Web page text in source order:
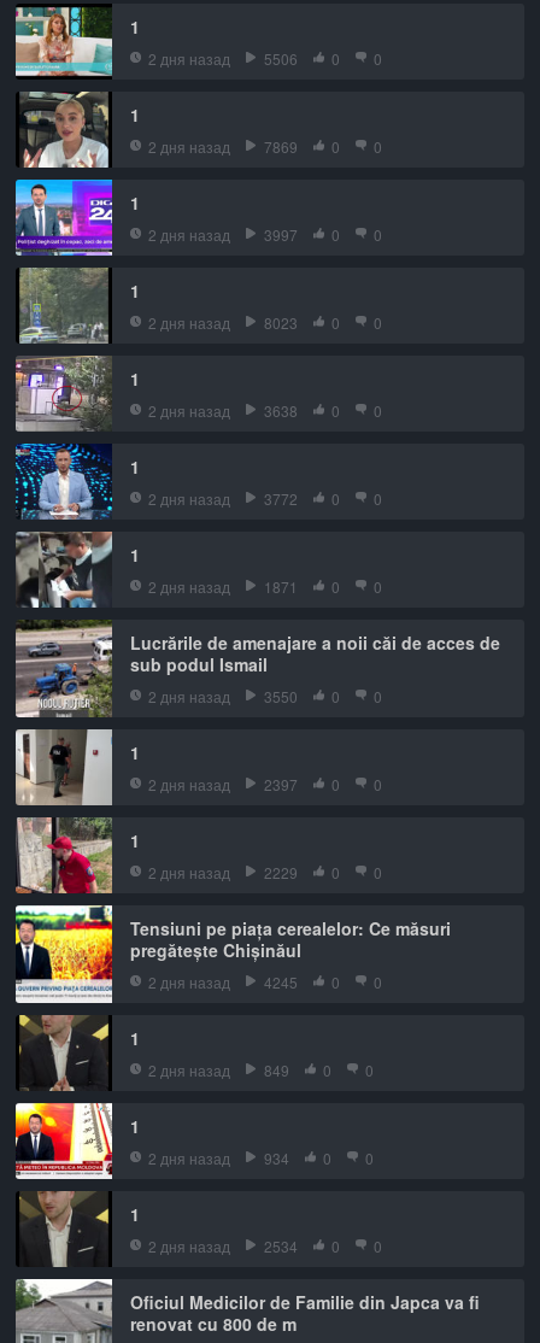
1
2 дня назад 5506 0 0
1
2 дня назад 7869 0 0
1
2 дня назад 3997 0 0
1
2 дня назад 8023 0 0
1
2 дня назад 3638 0 0
1
2 дня назад 3772 0 0
1
2 дня назад 1871 0 0
Lucrările de amenajare a noii căi de acces de
sub podul Ismail
2 дня назад 3550 0 0
1
2 дня назад 2397 0 0
1
2 дня назад 2229 0 0
Tensiuni pe piața cerealelor: Ce măsuri
pregătește Chișinăul
2 дня назад 4245 0 0
1
2 дня назад 849 0 0
1
2 дня назад 934 0 0
1
2 дня назад 2534 0 0
Oficiul Medicilor de Familie din Japca va fi
renovat cu 800 de m